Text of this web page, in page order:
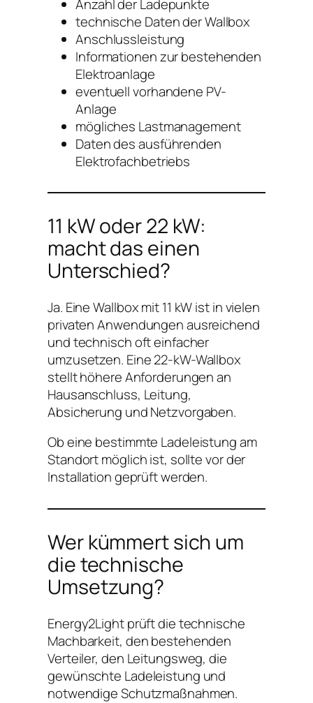
Anzahl der Ladepunkte
technische Daten der Wallbox
Anschlussleistung
Informationen zur bestehenden
Elektroanlage
eventuell vorhandene PV-
Anlage
mögliches Lastmanagement
Daten des ausführenden
Elektrofachbetriebs
11 kW oder 22 kW:
macht das einen
Unterschied?
Ja. Eine Wallbox mit 11 kW ist in vielen
privaten Anwendungen ausreichend
und technisch oft einfacher
umzusetzen. Eine 22-kW-Wallbox
stellt höhere Anforderungen an
Hausanschluss, Leitung,
Absicherung und Netzvorgaben.
Ob eine bestimmte Ladeleistung am
Standort möglich ist, sollte vor der
Installation geprüft werden.
Wer kümmert sich um
die technische
Umsetzung?
Energy2Light prüft die technische
Machbarkeit, den bestehenden
Verteiler, den Leitungsweg, die
gewünschte Ladeleistung und
notwendige Schutzmaßnahmen.